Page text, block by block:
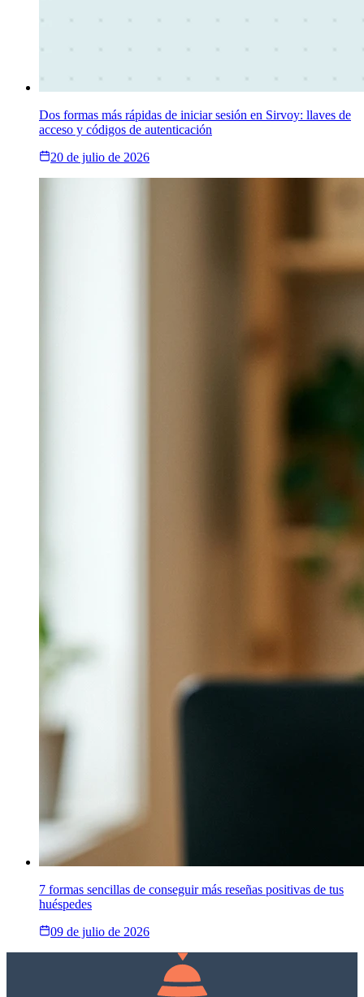
Dos formas más rápidas de iniciar sesión en Sirvoy: llaves de
acceso y códigos de autenticación
20 de julio de 2026
7 formas sencillas de conseguir más reseñas positivas de tus
huéspedes
09 de julio de 2026